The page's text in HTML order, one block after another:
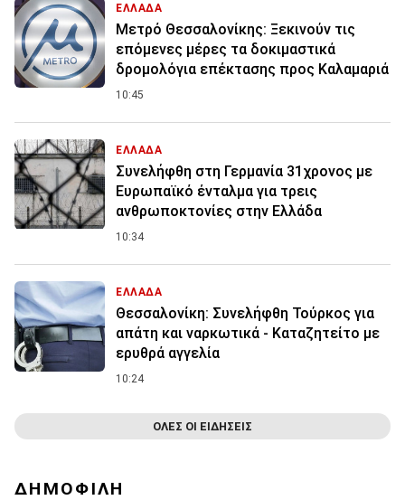
ΕΛΛΑΔΑ
Μετρό Θεσσαλονίκης: Ξεκινούν τις
επόμενες μέρες τα δοκιμαστικά
δρομολόγια επέκτασης προς Καλαμαριά
10:45
ΕΛΛΑΔΑ
Συνελήφθη στη Γερμανία 31χρονος με
Ευρωπαϊκό ένταλμα για τρεις
ανθρωποκτονίες στην Ελλάδα
10:34
ΕΛΛΑΔΑ
Θεσσαλονίκη: Συνελήφθη Τούρκος για
απάτη και ναρκωτικά - Καταζητείτο με
ερυθρά αγγελία
10:24
ΟΛΕΣ ΟΙ ΕΙΔΗΣΕΙΣ
ΔΗΜΟΦΙΛΗ